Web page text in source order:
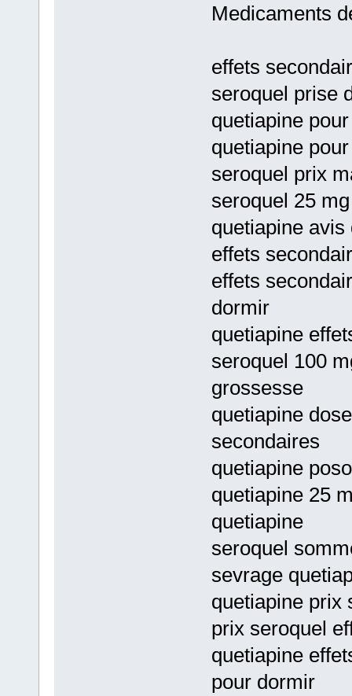
Medicaments
effets
seroquel prise
quetiapine
quetiapine
seroquel prix
seroquel 25
quetiapine
effets
effets
dormir
quetiapine
seroquel 100
grossesse
quetiapine
secondaires
quetiapine
quetiapine 25
quetiapine
seroquel
sevrage
quetiapine prix
prix seroquel
quetiapine
pour dormir